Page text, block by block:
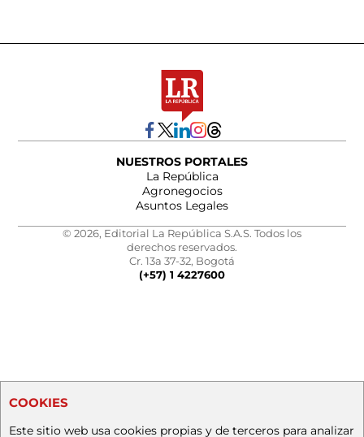
NUESTROS PORTALES
La República
Agronegocios
Asuntos Legales
© 2026, Editorial La República S.A.S. Todos los
derechos reservados.
Cr. 13a 37-32, Bogotá
(+57) 1 4227600
COOKIES
Este sitio web usa cookies propias y de terceros para analizar